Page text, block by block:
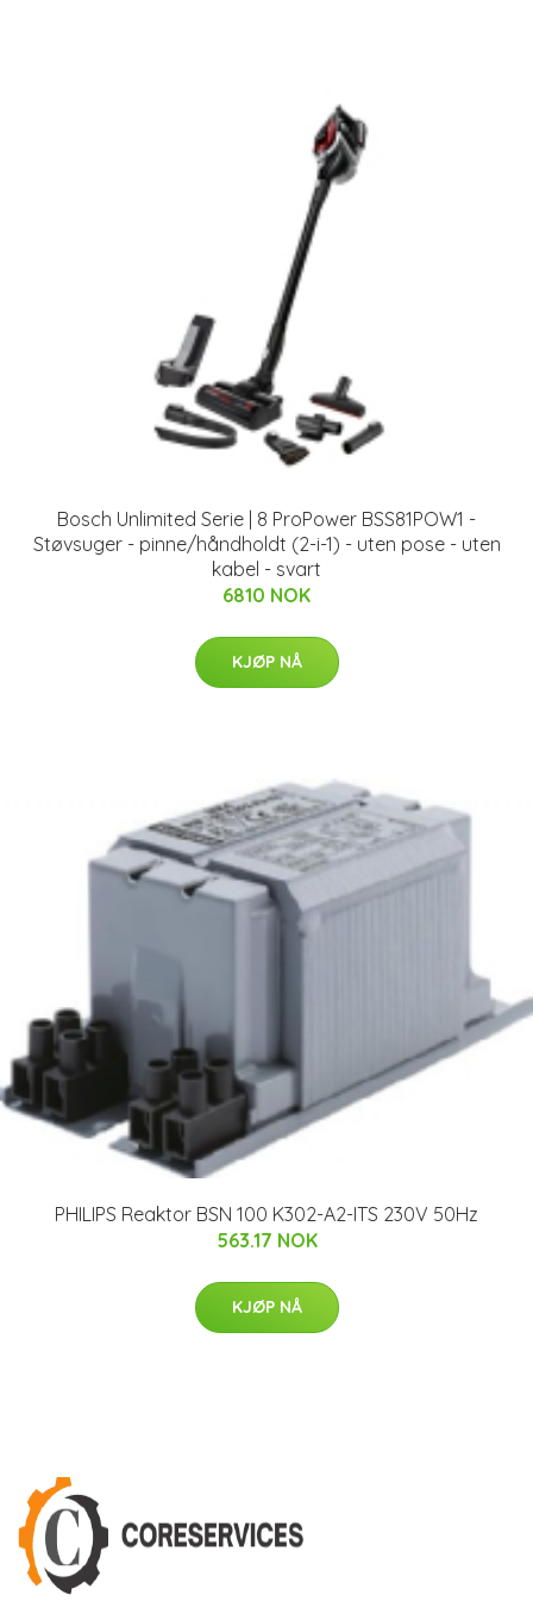
Bosch Unlimited Serie | 8 ProPower BSS81POW1 -
Støvsuger - pinne/håndholdt (2-i-1) - uten pose - uten
kabel - svart
6810 NOK
KJØP NÅ
PHILIPS Reaktor BSN 100 K302-A2-ITS 230V 50Hz
563.17 NOK
KJØP NÅ